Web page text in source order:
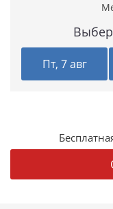
Пт, 7 авг